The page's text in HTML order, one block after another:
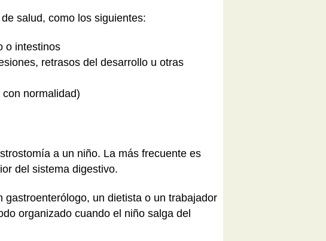
salud, como los siguientes:
o intestinos
retrasos del desarrollo u otras
normalidad)
a un niño. La más frecuente es
del sistema digestivo.
un dietista o un trabajador
organizado cuando el niño salga del